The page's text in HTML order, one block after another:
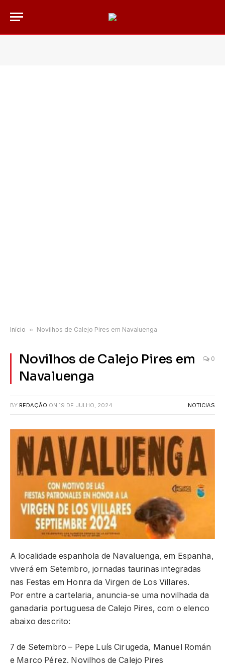
Início » Novilhos de Calejo Pires em Navaluenga
Novilhos de Calejo Pires em
Navaluenga
0
BY REDAÇÃO ON 19 DE JULHO, 2024 NOTICIAS
A localidade espanhola de Navaluenga, em Espanha,
viverá em Setembro, jornadas taurinas integradas
nas Festas em Honra da Virgen de Los Villares.
Por entre a cartelaria, anuncia-se uma novilhada da
ganadaria portuguesa de Calejo Pires, com o elenco
abaixo descrito:
7 de Setembro – Pepe Luís Cirugeda, Manuel Román
e Marco Pérez. Novilhos de Calejo Pires